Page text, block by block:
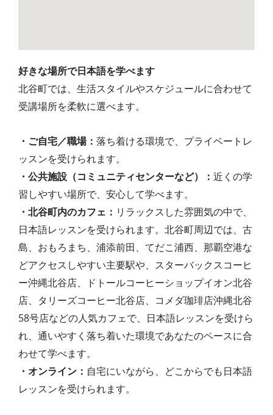
好きな場所で日本語を学べます
北谷町では、生活スタイルやスケジュールに合わせて
受講場所を柔軟に選べます。
・ご自宅／職場： 落ち着ける環境で、プライベートレ
ッスンを受けられます。
・公共施設（コミュニティセンターなど）： 近くの学
習しやすい場所で、安心して学べます。
・北谷町内のカフェ： リラックスした雰囲気の中で、
日本語レッスンを受けられます。北谷町周辺では、古
島、おもろまち、浦添前田、てだこ浦西、那覇空港な
どアクセスしやすい主要駅や、スターバックスコーヒ
ー沖縄北谷店、ドトールコーヒーショップイオン北谷
店、タリーズコーヒー北谷店、コメダ珈琲店沖縄北谷
58号店などの人気カフェで、日本語レッスンを受けら
れ、通いやすく落ち着いた環境であなたのペースに合
わせて学べます。
・オンライン： 自宅にいながら、どこからでも日本語
レッスンを受けられます。